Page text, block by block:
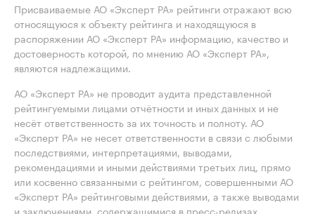
Присваиваемые АО «Эксперт РА» рейтинги отражают всю
относящуюся к объекту рейтинга и находящуюся в
распоряжении АО «Эксперт РА» информацию, качество и
достоверность которой, по мнению АО «Эксперт РА»,
являются надлежащими.
АО «Эксперт РА» не проводит аудита представленной
рейтингуемыми лицами отчётности и иных данных и не
несёт ответственность за их точность и полноту. АО
«Эксперт РА» не несет ответственности в связи с любыми
последствиями, интерпретациями, выводами,
рекомендациями и иными действиями третьих лиц, прямо
или косвенно связанными с рейтингом, совершенными АО
«Эксперт РА» рейтинговыми действиями, а также выводами
и заключениями, содержащимися в пресс-релизах,